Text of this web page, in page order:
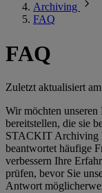
Archiving
FAQ
FAQ
Zuletzt aktualisiert am
Wir möchten
bereitstellen, die sie
STACKIT Archiving
beantwortet häufige
verbessern Ihre
prüfen, bevor Sie
Antwort